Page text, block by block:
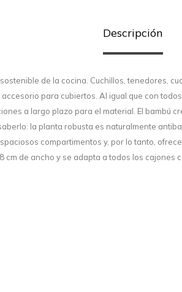
Descripción
de la cocina. Cuchillos, tenedores,
para cubiertos. Al igual que con
a largo plazo para el material. El bambú
la planta robusta es naturalmente
compartimentos y, por lo tanto,
cm de ancho y se adapta a todos los cajones